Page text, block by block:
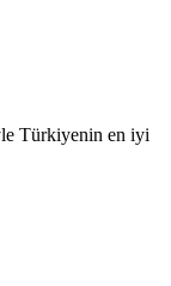
Türkiyenin en iyi